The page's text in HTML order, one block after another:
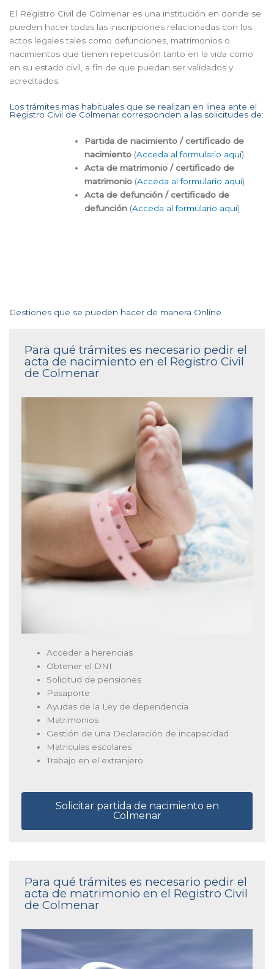
El Registro Civil de Colmenar es una institución en donde se
pueden hacer todas las inscripciones relacionadas con los
actos legales tales como defunciones, matrimonios o
nacimientos que tienen repercusión tanto en la vida como
en su estado civil, a fin de que puedan ser validados y
acreditados.
Los trámites mas habituales que se realizan en linea ante el
Registro Civil de Colmenar corresponden a las solicitudes de:
Partida de nacimiento / certificado de
nacimiento (Acceda al formulario aquí)
Acta de matrimonio / certificado de
matrimonio (Acceda al formulario aquí)
Acta de defunción / certificado de
defunción (Acceda al formulario aquí)
Gestiones que se pueden hacer de manera Online
Para qué trámites es necesario pedir el
acta de nacimiento en el Registro Civil
de Colmenar
Acceder a herencias
Obtener el DNI
Solicitud de pensiones
Pasaporte
Ayudas de la Ley de dependencia
Matrimonios
Gestión de una Declaración de incapacidad
Matriculas escolares
Trabajo en el extranjero
Solicitar partida de nacimiento en
Colmenar
Para qué trámites es necesario pedir el
acta de matrimonio en el Registro Civil
de Colmenar